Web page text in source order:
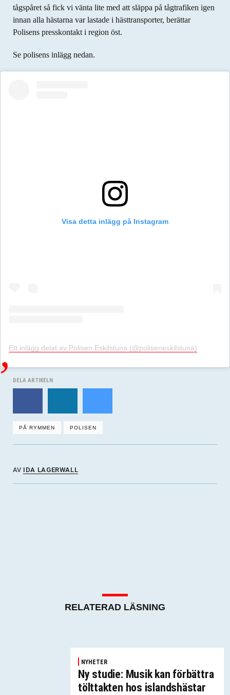
tågspåret så fick vi vänta lite med att släppa på tågtrafiken igen
innan alla hästarna var lastade i hästtransporter, berättar
Polisens presskontakt i region öst.
Se polisens inlägg nedan.
Visa detta inlägg på Instagram
Ett inlägg delat av Polisen Eskilstuna (@poliseneskilstuna)
DELA ARTIKELN
PÅ RYMMEN POLISEN
AV IDA LAGERWALL
RELATERAD LÄSNING
NYHETER
Ny studie: Musik kan förbättra
tölttakten hos islandshästar